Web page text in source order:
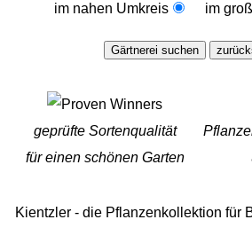
im nahen Umkreis im
geprüfte Sortenqualität
für einen schönen Garten
Kientzler - die Pflanzenkollektion für